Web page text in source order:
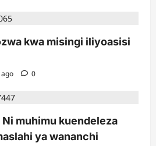
kwa misingi iliyoasisi
0
muhimu kuendeleza
ya wananchi